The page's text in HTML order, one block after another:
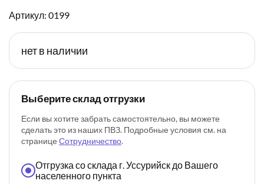
Артикул: 0199
нет в наличии
Выберите склад отгрузки
Если вы хотите забрать самостоятельно, вы можете
сделать это из наших ПВЗ. Подробные условия см. на
странице Сотрудничество.
Отгрузка со склада г. Уссурийск до Вашего
населенного пункта